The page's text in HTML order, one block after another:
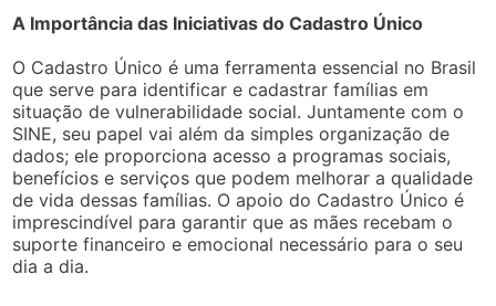
A Importância das Iniciativas do Cadastro Único
O Cadastro Único é uma ferramenta essencial no Brasil
que serve para identificar e cadastrar famílias em
situação de vulnerabilidade social. Juntamente com o
SINE, seu papel vai além da simples organização de
dados; ele proporciona acesso a programas sociais,
benefícios e serviços que podem melhorar a qualidade
de vida dessas famílias. O apoio do Cadastro Único é
imprescindível para garantir que as mães recebam o
suporte financeiro e emocional necessário para o seu
dia a dia.